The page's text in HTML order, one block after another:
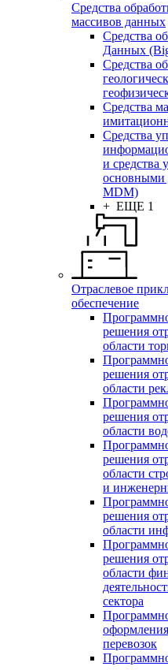
Средства
массивов данных
Средства
Данных
Средства
Средства
Средства
и средства
основными
MDM)
+ ЕЩЕ 1
Отраслевое
обеспечение
решения
области
решения
области
решения
области
решения
области
и
решения
области
решения
области
сектора
перевозок